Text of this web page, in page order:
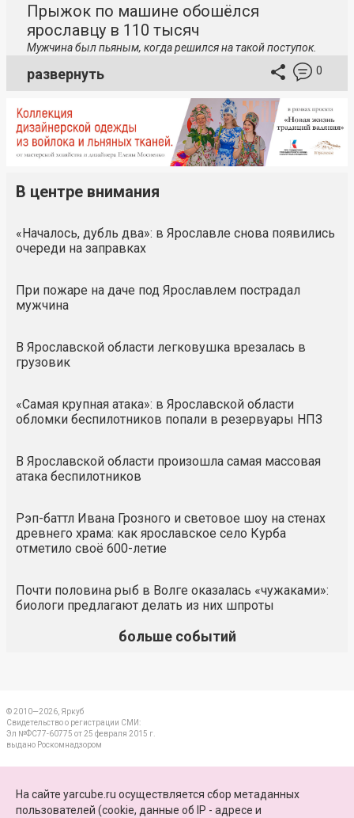
Прыжок по машине обошёлся
ярославцу в 110 тысяч
Мужчина был пьяным, когда решился на такой поступок.
развернуть 0
В центре внимания
«Началось, дубль два»: в Ярославле снова появились
очереди на заправках
При пожаре на даче под Ярославлем пострадал
мужчина
В Ярославской области легковушка врезалась в
грузовик
«Самая крупная атака»: в Ярославской области
обломки беспилотников попали в резервуары НПЗ
В Ярославской области произошла самая массовая
атака беспилотников
Рэп-баттл Ивана Грозного и световое шоу на стенах
древнего храма: как ярославское село Курба
отметило своё 600-летие
Почти половина рыб в Волге оказалась «чужаками»:
биологи предлагают делать из них шпроты
больше событий
© 2010—2026, Яркуб
Свидетельство о регистрации СМИ:
Эл №ФС77-60775 от 25 февраля 2015 г.
выдано Роскомнадзором
ПАРТНЕРЫ
На сайте yarcube.ru осуществляется сбор метаданных
пользователей (cookie, данные об IP - адресе и